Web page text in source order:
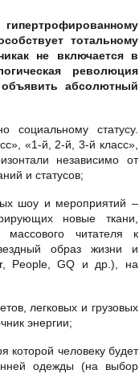
тотальному
не включается в
революция
абсолютный
социальному статусу.
«1-й, 2-й, 3-й класс»,
независимо от
и статусов;
шоу и мероприятий –
новые ткани,
читателя к
образ жизни и
People, GQ и др.), на
легковых и грузовых
энергии;
которой человеку будет
одежды (на выбор